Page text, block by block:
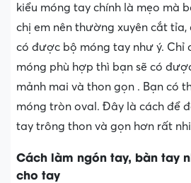
kiểu móng tay chính là mẹo mà
chị em nên thường xuyên cắt tỉa,
có được bộ móng tay như ý. Chỉ
móng phù hợp thì bạn sẽ có
mảnh mai và thon gọn . Bạn có
móng tròn oval. Đây là cách để
tay trông thon và gọn hơn rất
Cách làm ngón tay, bàn tay
cho tay